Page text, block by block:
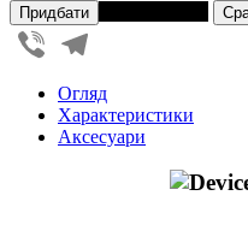
Viber
Огляд
Характеристики
Аксесуари